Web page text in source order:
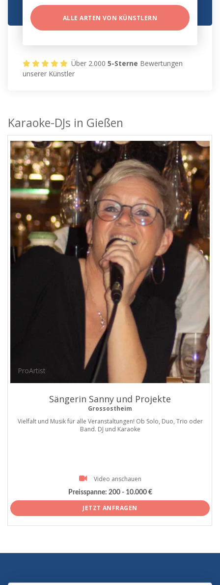
ALLE ARTEN VON KÜNSTLERN
Über 2.0005-Sterne Bewertungen
unserer Künstler
Karaoke-DJs in Gießen
ProArtist
Sängerin Sanny und Projekte
Grossostheim
Vielfalt und Musik für alle Veranstaltungen! Ob Solo, Duo, Trio oder
Band. DJ und Karaoke
Video anschauen
Preisspanne: 200 - 10.000 €
JETZT ANFRAGEN